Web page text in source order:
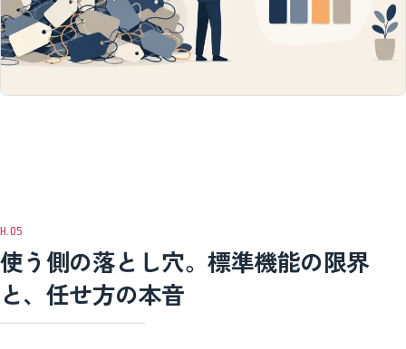
使う側の落とし穴。標準機能の限界
と、任せ方の本音